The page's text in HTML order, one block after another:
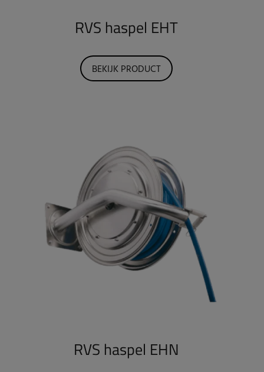
RVS haspel EHT
BEKIJK PRODUCT
RVS haspel EHN